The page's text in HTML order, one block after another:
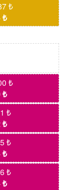
₺
₺
₺
₺
₺
₺
₺
₺
₺
₺